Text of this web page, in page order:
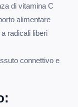
di vitamina C
alimentare
radicali liberi
connettivo e